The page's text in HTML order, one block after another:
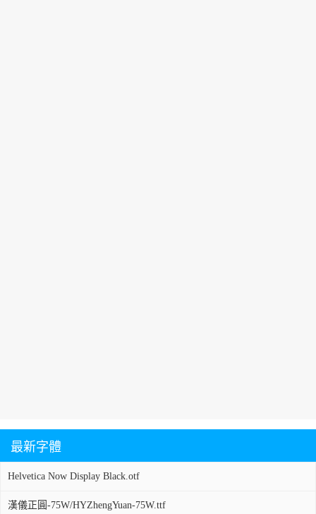
最新字體
Helvetica Now Display Black.otf
漢儀正圓-75W/HYZhengYuan-75W.ttf